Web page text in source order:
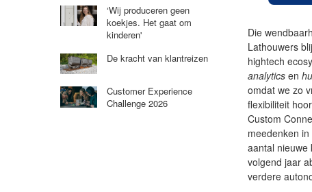
Die
Lathouwers
hightech
analytics en
omdat we zo
flexibiliteit
Custom
meedenken
aantal nieuwe
volgend jaar
verdere
‘Wij produceren geen
koekjes. Het gaat om
kinderen'
De kracht van klantreizen
Customer Experience
Challenge 2026